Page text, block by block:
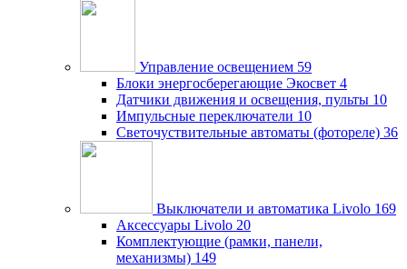
Управление освещением 59
Блоки энергосберегающие Экосвет 4
Датчики движения и освещения, пульты 10
Импульсные переключатели 10
Светочуствительные автоматы (фотореле) 36
Выключатели и автоматика Livolo 169
Аксессуары Livolo 20
Комплектующие (рамки, панели,
механизмы) 149